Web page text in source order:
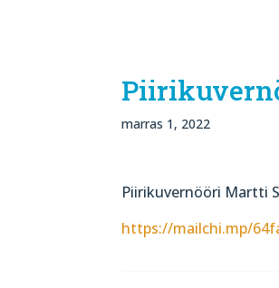
marras 1, 2022
Piirikuvernööri Martti
https://mailchi.mp/